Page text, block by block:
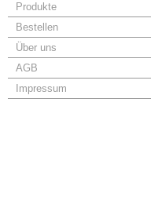
Produkte
Bestellen
Über uns
AGB
Impressum